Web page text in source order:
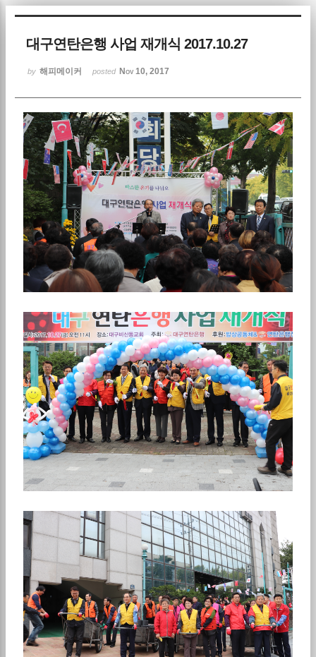
대구연탄은행 사업 재개식 2017.10.27
by 해피메이커 posted Nov 10, 2017
Sketchbook5, 스케치북5
Sketchbook5, 스케치북5